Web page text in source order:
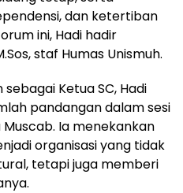
dan ketertiban
ini, Hadi hadir
staf Humas Unismuh.
Ketua SC, Hadi
pandangan dalam sesi
Ia menekankan
organisasi yang tidak
tetapi juga memberi